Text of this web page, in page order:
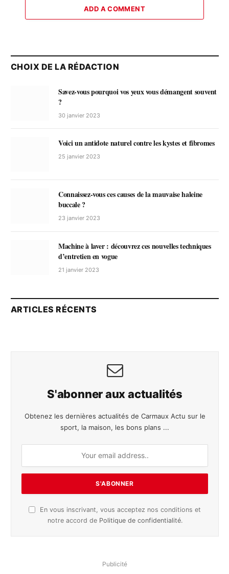
ADD A COMMENT
CHOIX DE LA RÉDACTION
Savez-vous pourquoi vos yeux vous démangent souvent
?
30 janvier 2023
Voici un antidote naturel contre les kystes et fibromes
25 janvier 2023
Connaissez-vous ces causes de la mauvaise haleine
buccale ?
23 janvier 2023
Machine à laver : découvrez ces nouvelles techniques
d’entretien en vogue
21 janvier 2023
ARTICLES RÉCENTS
S'abonner aux actualités
Obtenez les dernières actualités de Carmaux Actu sur le
sport, la maison, les bons plans ...
En vous inscrivant, vous acceptez nos conditions et
notre accord de Politique de confidentialité.
Publicité